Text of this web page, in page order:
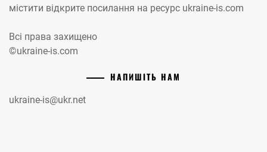
містити відкрите посилання на ресурс ukraine-is.com
Всі права захищено
©ukraine-is.com
НАПИШІТЬ НАМ
ukraine-is@ukr.net